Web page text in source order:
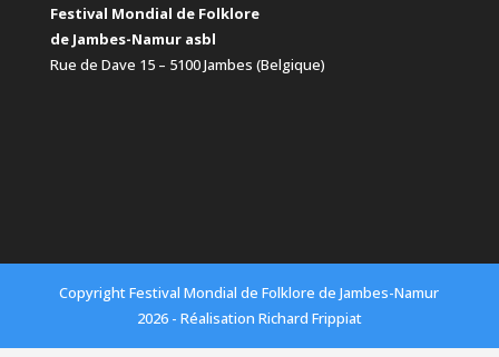
Festival Mondial de Folklore
de Jambes-Namur asbl
Rue de Dave 15 – 5100 Jambes (Belgique)
Copyright Festival Mondial de Folklore de Jambes-Namur
2026 - Réalisation Richard Frippiat